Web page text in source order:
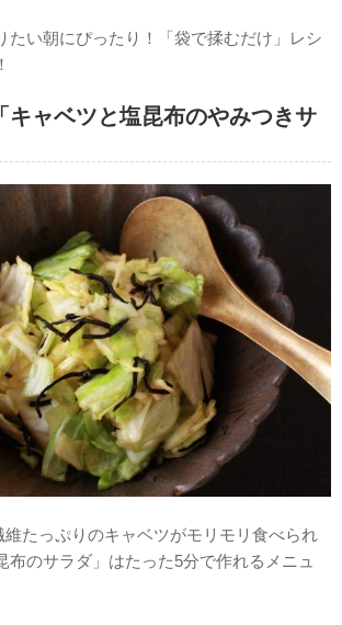
たい朝にぴったり！「袋で揉むだけ」レシ
キャベツと塩昆布のやみつきサ
維たっぷりのキャベツがモリモリ食べられ
布のサラダ」はたった5分で作れるメニュ